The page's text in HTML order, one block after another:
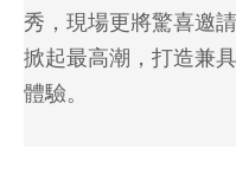
秀，現場更將驚喜邀
掀起最高潮，打造兼
體驗。